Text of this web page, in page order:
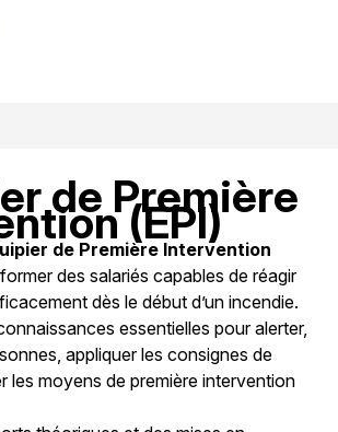
de Première
(EPI)
de Première Intervention
des salariés capables de réagir
dès le début d’un incendie.
essentielles pour alerter,
appliquer les consignes de
les moyens de première intervention